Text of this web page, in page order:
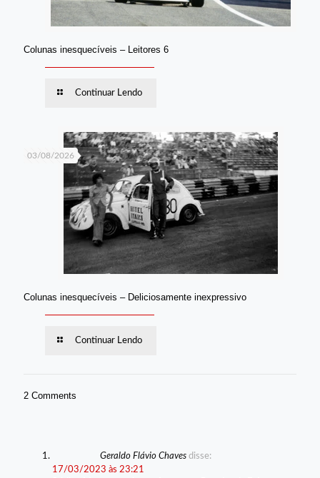
Colunas inesquecíveis – Leitores 6
Continuar Lendo
03/08/2026
Colunas inesquecíveis – Deliciosamente inexpressivo
Continuar Lendo
2 Comments
Geraldo Flávio Chaves disse:
17/03/2023 às 23:21